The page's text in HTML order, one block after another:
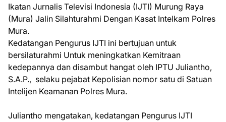
Ikatan Jurnalis Televisi Indonesia (IJTI) Murung Raya
(Mura) Jalin Silahturahmi Dengan Kasat Intelkam Polres
Mura.
Kedatangan Pengurus IJTI ini bertujuan untuk
bersilaturahmi Untuk meningkatkan Kemitraan
kedepannya dan disambut hangat oleh IPTU Juliantho,
S.A.P., selaku pejabat Kepolisian nomor satu di Satuan
Intelijen Keamanan Polres Mura.
Juliantho mengatakan, kedatangan Pengurus IJTI